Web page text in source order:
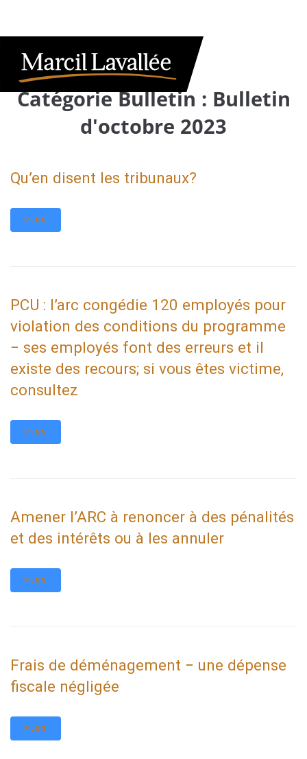
Catégorie Bulletin : Bulletin
d'octobre 2023
Qu’en disent les tribunaux?
PLUS
PCU : l’arc congédie 120 employés pour
violation des conditions du programme
− ses employés font des erreurs et il
existe des recours; si vous êtes victime,
consultez
PLUS
Amener l’ARC à renoncer à des pénalités
et des intérêts ou à les annuler
PLUS
Frais de déménagement − une dépense
fiscale négligée
PLUS